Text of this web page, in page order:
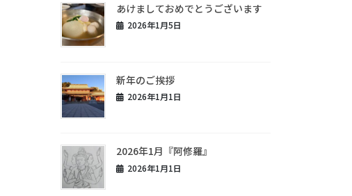
あけましておめでとうございます
2026年1月5日
新年のご挨拶
2026年1月1日
2026年1月『阿修羅』
2026年1月1日